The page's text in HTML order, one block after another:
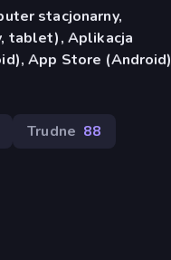
stacjonarny,
tablet), Aplikacja
App Store (Android)
Trudne 88